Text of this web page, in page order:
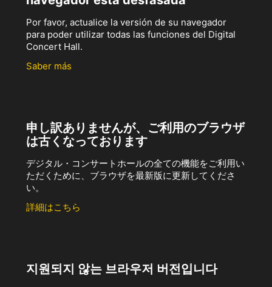
Por favor, actualice la versión de su navegador
para poder utilizar todas las funciones del Digital
Concert Hall.
Saber más
申し訳ありませんが、ご利用のブラウザ
は古くなっております
デジタル・コンサートホールの全ての機能をご利用い
ただくために、ブラウザを最新版に更新してくださ
い。
詳細はこちら
지원되지 않는 브라우저 버전입니다